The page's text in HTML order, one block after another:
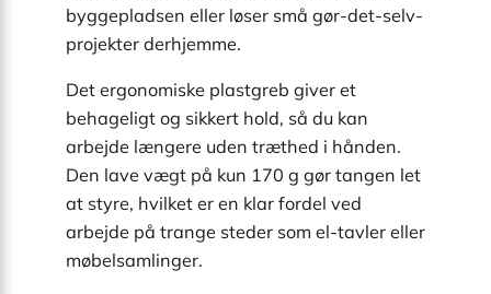
byggepladsen eller løser små gør-det-selv-
projekter derhjemme.
Det ergonomiske plastgreb giver et
behageligt og sikkert hold, så du kan
arbejde længere uden træthed i hånden.
Den lave vægt på kun 170 g gør tangen let
at styre, hvilket er en klar fordel ved
arbejde på trange steder som el-tavler eller
møbelsamlinger.